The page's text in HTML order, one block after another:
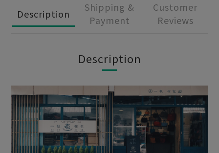
Description
Shipping &
Payment
Customer
Reviews
Description